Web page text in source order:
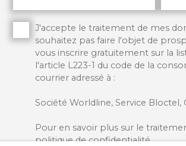
J'accepte le traitement de mes
souhaitez pas faire l'objet de
vous inscrire gratuitement sur la
l'article L223-1 du code de la
courrier adressé à :
Société Worldline, Service Bloctel,
Pour en savoir plus sur le
politique de confidentialité.